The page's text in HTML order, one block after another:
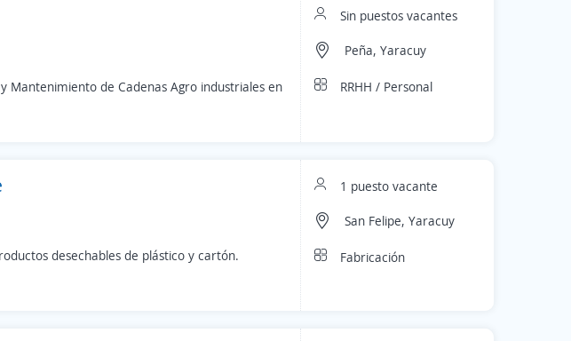
Mantenimiento de Cadenas Agro industriales en
Sin puestos vacantes
Peña, Yaracuy
RRHH / Personal
desechables de plástico y cartón.
1 puesto vacante
San Felipe, Yaracuy
Fabricación